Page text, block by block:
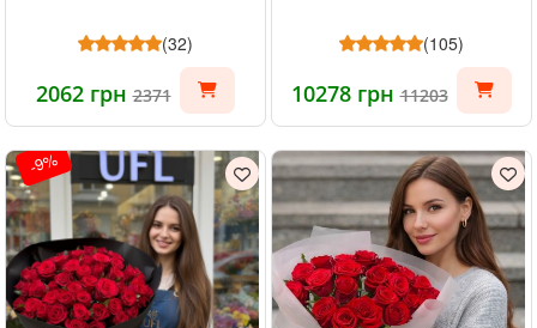
(32)
2062 грн2371
(105)
10278 грн11203
-9%